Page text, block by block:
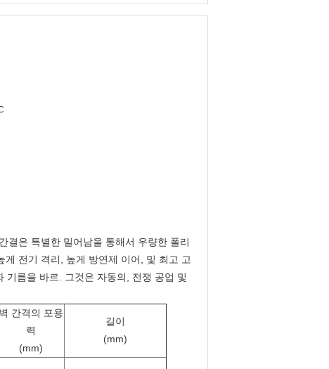
결은 특별한 밀어남을 통해서 우량한 폴리
전기 격리, 높게 방연제 이어, 및 최고 고
기름을 바르. 그것은 자동의, 전쟁 공업 및
벽 간격의 포용
력
(mm)
길이
(mm)